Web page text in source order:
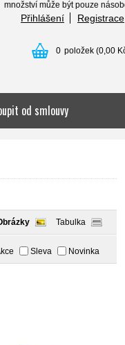
může být pouze násobek
Přihlášení Registrace
0 položek (0,00
od smlouvy
Tabulka
Sleva Novinka